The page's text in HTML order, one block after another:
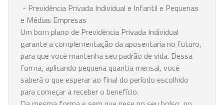
- Previdência Privada Individual e Infantil e Pequenas
e Médias Empresas
Um bom plano de Previdência Privada Individual
garante a complementação da aposentaria no futuro,
para que você mantenha seu padrão de vida. Dessa
forma, aplicando pequena quantia mensal, você
saberá o que esperar ao final do período escolhido
para começar a receber o benefício.